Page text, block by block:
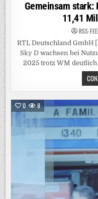
Gemeinsam
11,41
RSS-
RTL Deutschland GmbH
Sky D wachsen bei
2025 trotz WM
0 8